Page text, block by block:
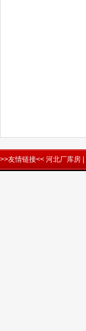
>>友情链接<< 河北厂库房 |